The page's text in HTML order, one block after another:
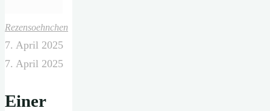
Rezensoehnchen
7. April 2025
7. April 2025
Einer